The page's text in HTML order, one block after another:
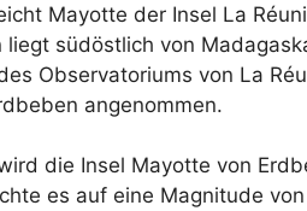
Mayotte der Insel La
liegt südöstlich von
Observatoriums von La
angenommen.
die Insel Mayotte von
es auf eine Magnitude